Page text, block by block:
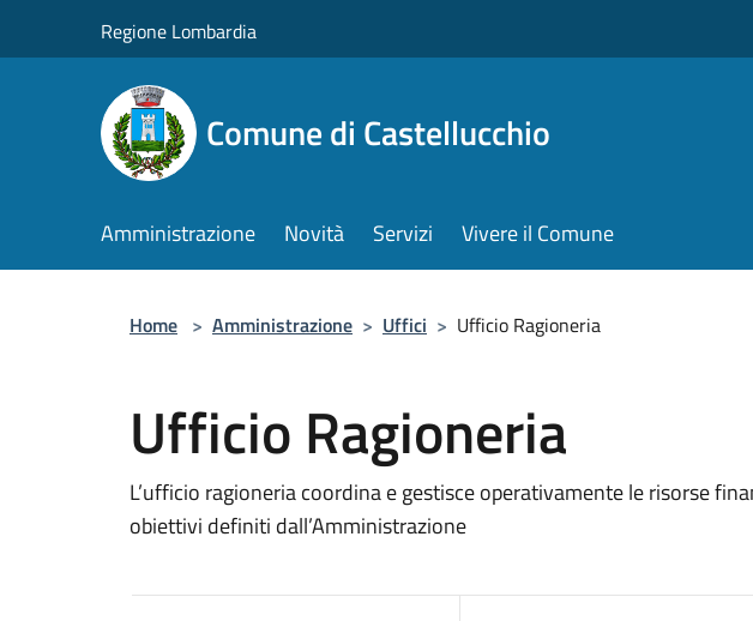
Regione Lombardia
Comune di Castellucchio
Amministrazione Novità Servizi Vivere il Comune
Home > Amministrazione > Uffici > Ufficio Ragioneria
Ufficio Ragioneria
L’ufficio ragioneria coordina e gestisce operativamente le risorse
obiettivi definiti dall’Amministrazione